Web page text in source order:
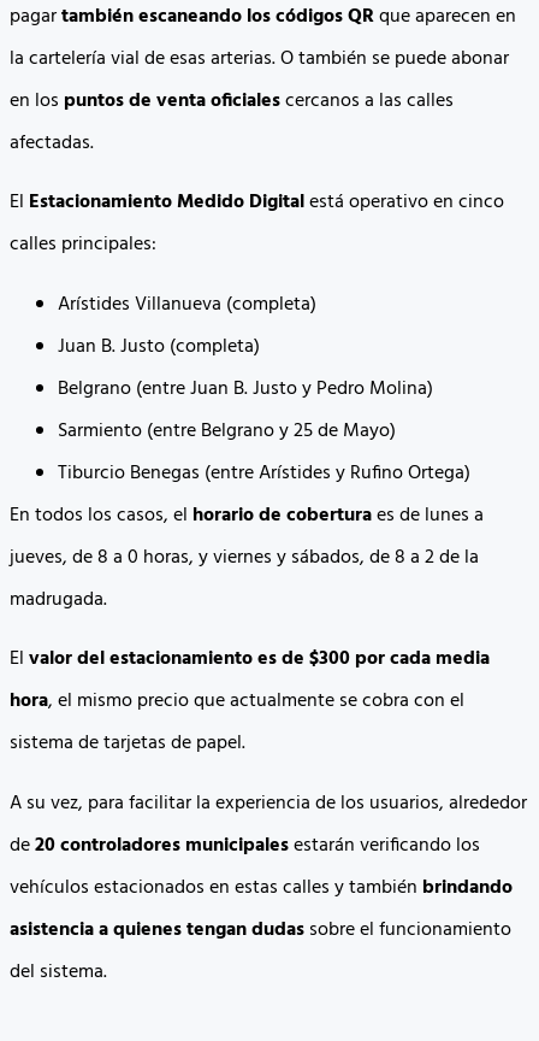
pagartambién escaneando los códigos QRque aparecen en
la cartelería vial de esas arterias. O también se puede abonar
en los puntos de venta oficialescercanos a las calles
afectadas.
El Estacionamiento Medido Digitalestá operativo en cinco
calles principales:
Arístides Villanueva (completa)
Juan B. Justo (completa)
Belgrano (entre Juan B. Justo y Pedro Molina)
Sarmiento (entre Belgrano y 25 de Mayo)
Tiburcio Benegas (entre Arístides y Rufino Ortega)
En todos los casos, el horario de coberturaes de lunes a
jueves, de 8 a 0 horas, y viernes y sábados, de 8 a 2 de la
madrugada.
Elvalor del estacionamiento es de $300 por cada media
hora, el mismo precio que actualmente se cobra con el
sistema de tarjetas de papel.
A su vez, para facilitar la experiencia de los usuarios, alrededor
de20 controladores municipalesestarán verificando los
vehículos estacionados en estas calles y también brindando
asistencia a quienes tengan dudassobre el funcionamiento
del sistema.